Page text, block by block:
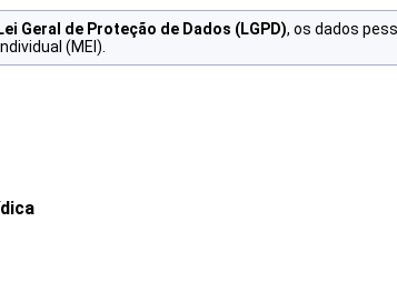
Lei Geral de Proteção de Dados (LGPD), os dados
(MEI).